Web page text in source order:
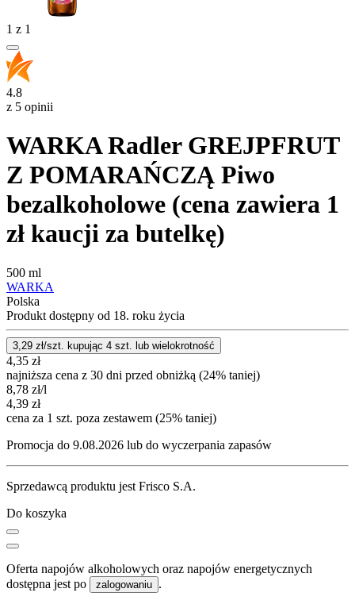
1 z 1
4.8
z 5 opinii
WARKA Radler GREJPFRUT
Z POMARAŃCZĄ Piwo
bezalkoholowe (cena zawiera 1
zł kaucji za butelkę)
500 ml
WARKA
Polska
Produkt dostępny od 18. roku życia
3,29 zł/szt. kupując 4 szt. lub wielokrotność
4,35 zł
najniższa cena z 30 dni przed obniżką (24% taniej)
8,78 zł/l
4,39 zł
cena za 1 szt. poza zestawem (25% taniej)
Promocja do 9.08.2026 lub do wyczerpania zapasów
Sprzedawcą produktu jest Frisco S.A.
Do koszyka
Oferta napojów alkoholowych oraz napojów energetycznych
dostępna jest po
zalogowaniu .